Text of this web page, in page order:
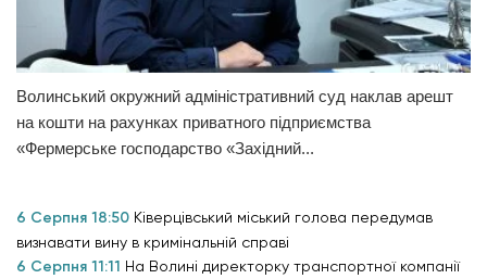
Волинський окружний адміністративний суд наклав арешт
на кошти на рахунках приватного підприємства
«Фермерське господарство «Західний...
6 Серпня 18:50 Ківерцівський міський голова передумав
визнавати вину в кримінальній справі
6 Серпня 11:11 На Волині директорку транспортної компанії